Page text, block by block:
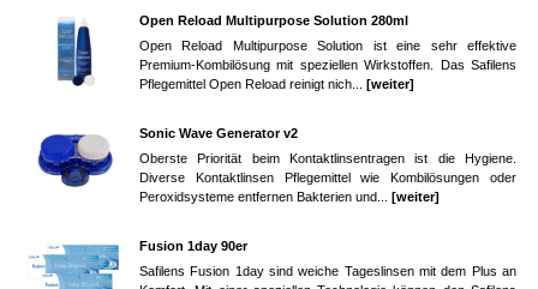
Open Reload Multipurpose Solution 280ml
Open Reload Multipurpose Solution ist eine sehr effektive
Premium-Kombilösung mit speziellen Wirkstoffen. Das Safilens
Pflegemittel Open Reload reinigt nich... [weiter]
Sonic Wave Generator v2
Oberste Priorität beim Kontaktlinsentragen ist die Hygiene.
Diverse Kontaktlinsen Pflegemittel wie Kombilösungen oder
Peroxidsysteme entfernen Bakterien und... [weiter]
Fusion 1day 90er
Safilens Fusion 1day sind weiche Tageslinsen mit dem Plus an